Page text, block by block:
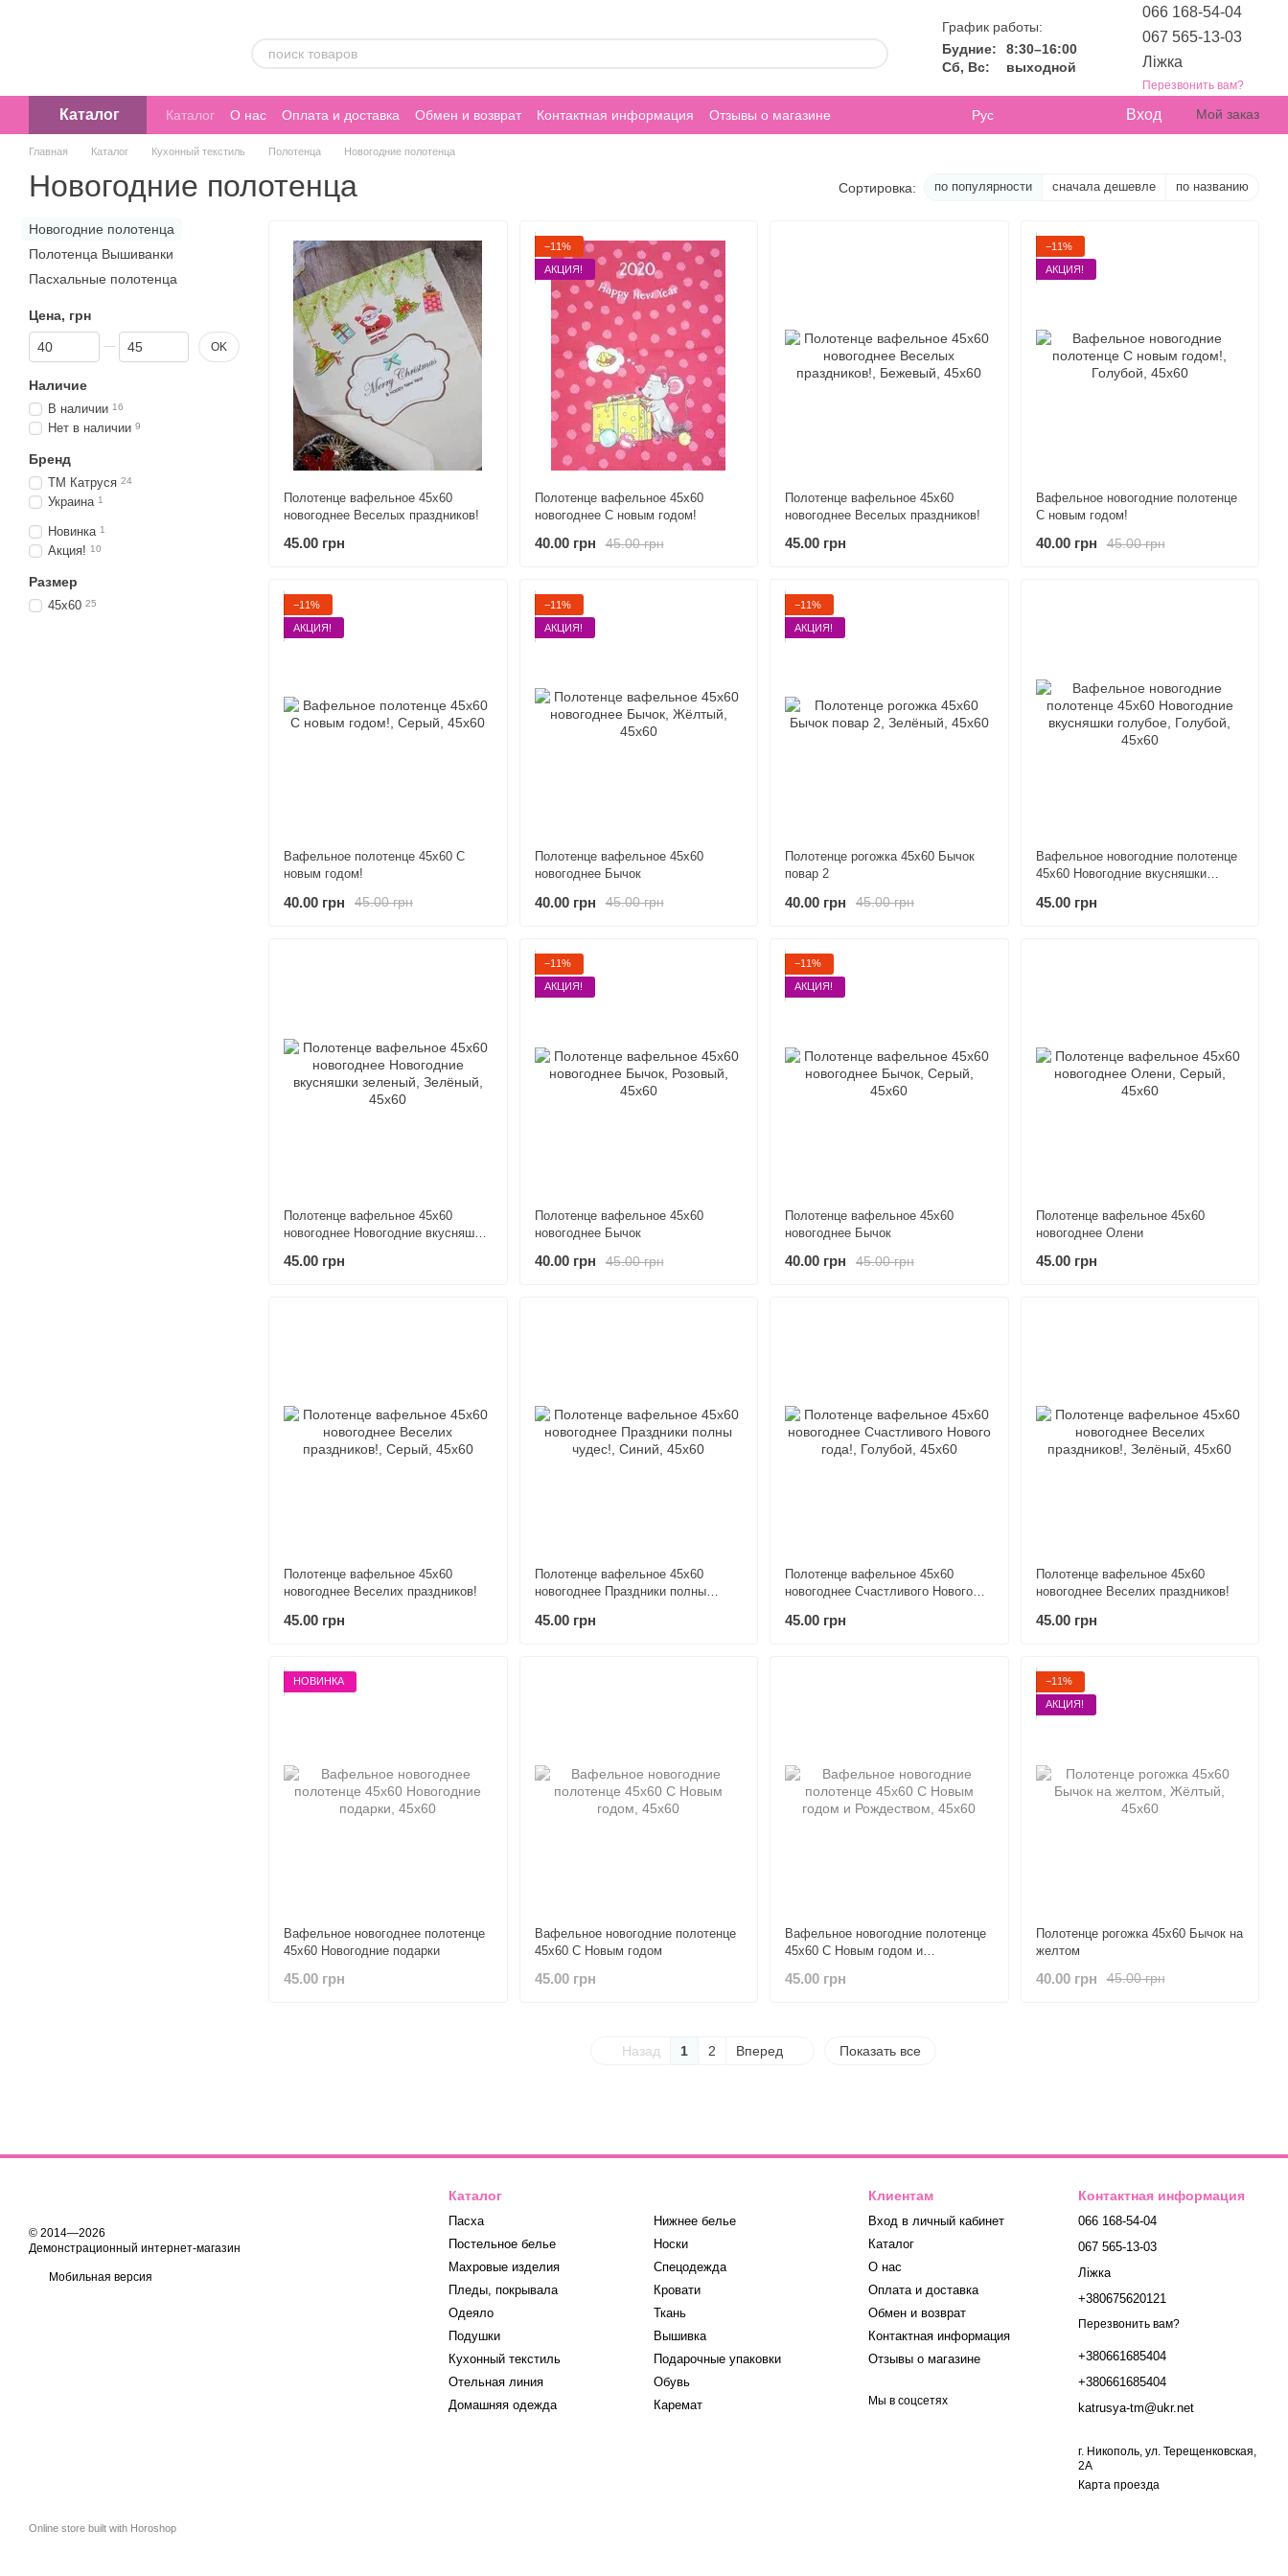
График работы:
Будние:
8:30–16:00
Сб, Вс:
выходной
066 168-54-04
067 565-13-03
Ліжка
Перезвонить вам?
Каталог Каталог О нас Оплата и доставка Обмен и возврат Контактная информация Отзывы о магазине Рус Вход Мой заказ
Главная Каталог Кухонный текстиль Полотенца Новогодние полотенца
Новогодние полотенца Сортировка: по популярности сначала дешевле по названию
Полотенце вафельное 45х60
новогоднее Веселых праздников!
45.00 грн
−11%
АКЦИЯ!
Полотенце вафельное 45х60
новогоднее С новым годом!
45.00 грн
40.00 грн
Полотенце вафельное 45х60
новогоднее Веселых праздников!
45.00 грн
−11%
АКЦИЯ!
Вафельное новогодние полотенце
С новым годом!
45.00 грн
40.00 грн
−11%
АКЦИЯ!
Вафельное полотенце 45х60 С
новым годом!
45.00 грн
40.00 грн
−11%
АКЦИЯ!
Полотенце вафельное 45х60
новогоднее Бычок
45.00 грн
40.00 грн
−11%
АКЦИЯ!
Полотенце рогожка 45х60 Бычок
повар 2
45.00 грн
40.00 грн
Вафельное новогодние полотенце
45х60 Новогодние вкусняшки
45.00 грн
Полотенце вафельное 45х60
новогоднее Новогодние вкусняшки
45.00 грн
−11%
АКЦИЯ!
Полотенце вафельное 45х60
новогоднее Бычок
45.00 грн
40.00 грн
−11%
АКЦИЯ!
Полотенце вафельное 45х60
новогоднее Бычок
45.00 грн
40.00 грн
Полотенце вафельное 45х60
новогоднее Олени
45.00 грн
Полотенце вафельное 45х60
новогоднее Веселих праздников!
45.00 грн
Полотенце вафельное 45х60
новогоднее Праздники полны
45.00 грн
Полотенце вафельное 45х60
новогоднее Счастливого Нового
45.00 грн
Полотенце вафельное 45х60
новогоднее Веселих праздников!
45.00 грн
НОВИНКА
Вафельное новогоднее полотенце
45х60 Новогодние подарки
45.00 грн
Вафельное новогодние полотенце
45х60 С Новым годом
45.00 грн
Вафельное новогодние полотенце
45х60 С Новым годом и
45.00 грн
−11%
АКЦИЯ!
Полотенце рогожка 45х60 Бычок на
желтом
45.00 грн
40.00 грн
Назад 1 2 Вперед Показать все
Новогодние полотенца
Полотенца Вышиванки
Пасхальные полотенца
Цена, грн
От Цена, грн
До Цена, грн OK
Наличие
В наличии 16
Нет в наличии 9
Бренд
ТМ Катруся 24
Украина 1
Новинка 1
Акция! 10
Размер
45х60 25
© 2014—2026
Демонстрационный интернет-магазин
Мобильная версия
Online store built with Horoshop
Каталог
Пасха
Постельное белье
Махровые изделия
Пледы, покрывала
Одеяло
Подушки
Кухонный текстиль
Отельная линия
Домашняя одежда
Нижнее белье
Носки
Спецодежда
Кровати
Ткань
Вышивка
Подарочные упаковки
Обувь
Каремат
Клиентам
Вход в личный кабинет
Каталог
О нас
Оплата и доставка
Обмен и возврат
Контактная информация
Отзывы о магазине
Мы в соцсетях
Контактная информация
066 168-54-04
067 565-13-03
Ліжка
+380675620121
Перезвонить вам?
+380661685404
+380661685404
katrusya-tm@ukr.net
г. Никополь, ул. Терещенковская,
2А
Карта проезда